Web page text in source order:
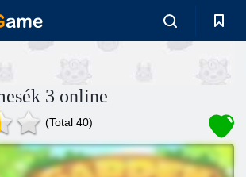
3 online
(Total 40)